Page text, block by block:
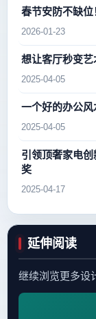
春节安防不缺
2026-01-23
想让客厅秒变
2025-04-05
一个好的办公风
2025-04-05
引领顶奢家电
奖
2025-04-17
延伸阅读
继续浏览更多设